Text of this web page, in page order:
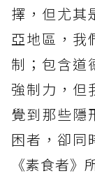
擇，但尤其
亞地區，我
制；包含道
強制力，但
覺到那些隱
困者，卻同
《素食者》